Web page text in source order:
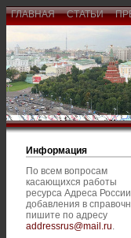
ГЛАВНАЯ СТАТЬИ
Информация
По всем вопросам
касающихся работы
ресурса Адреса
добавления в
пишите по адресу
addressrus@mail.ru.